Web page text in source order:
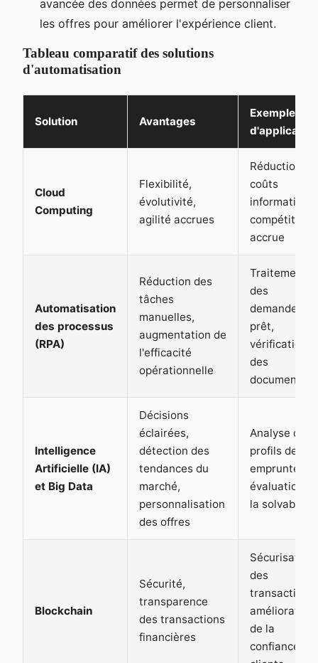
avancée des données permet de personnaliser
les offres pour améliorer l'expérience client.
Tableau comparatif des solutions
d'automatisation
Solution Avantages
Exemples
d'application
Cloud
Computing
Flexibilité,
évolutivité,
agilité accrues
Réduction
coûts
compétitivité
accrue
Automatisation
des processus
(RPA)
Réduction des
tâches
manuelles,
augmentation de
l'efficacité
opérationnelle
Traitement
des
demandes de
prêt,
vérification
des
documents
Intelligence
Artificielle (IA)
et Big Data
Décisions
éclairées,
détection des
tendances du
marché,
personnalisation
des offres
Analyse des
profils des
emprunteurs,
évaluation
la solvabilité
Blockchain
Sécurité,
transparence
des transactions
financières
Sécurisation
des
transactions,
amélioration
de la
confiance